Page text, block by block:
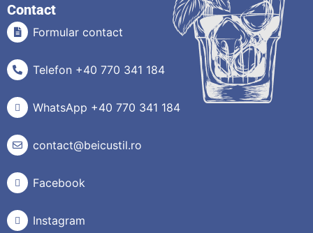
Contact
Formular contact
Telefon +40 770 341 184
WhatsApp +40 770 341 184
contact@beicustil.ro
Facebook
Instagram